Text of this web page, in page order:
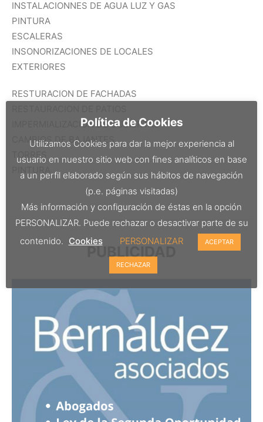
INSTALACIONNES DE AGUA LUZ Y GAS
PINTURA
ESCALERAS
INSONORIZACIONES DE LOCALES
EXTERIORES
RESTURACION DE FACHADAS
IMPERMIALIZACION DE CUBIERTAS
CAMBIOS DE BAJANTES
TORRES
PUBLICIDAD
Política de Cookies
Utilizamos Cookies para dar la mejor experiencia al
usuario en nuestro sitio web con fines analíticos en base
a un perfil elaborado según sus hábitos de navegación
(p.e. páginas visitadas)
Más información y configuración de éstas en la opción
PERSONALIZAR. Puede rechazar o desactivar parte de su
contenido. Cookies PERSONALIZAR ACEPTAR
RECHAZAR